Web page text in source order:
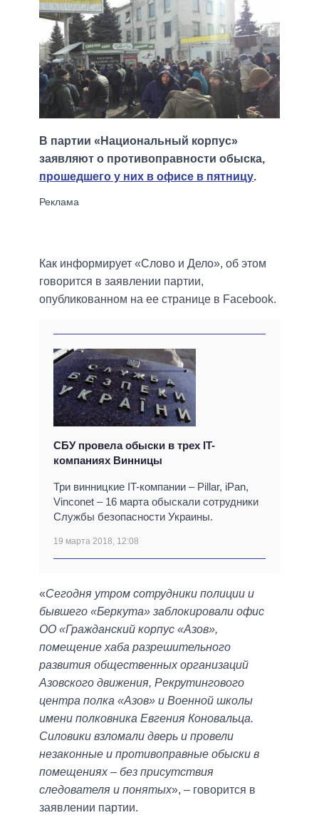
В партии «Национальный корпус»
заявляют о противоправности обыска,
прошедшего у них в офисе в пятницу.
Как информирует «Слово и Дело», об этом
говорится в заявлении партии,
опубликованном на ее странице в Facebook.
СБУ провела обыски в трех IT-
компаниях Винницы
Три винницкие IT-компании – Pillar, iPan,
Vinconet – 16 марта обыскали сотрудники
Службы безопасности Украины.
19 марта 2018, 12:08
«Сегодня утром сотрудники полиции и
бывшего «Беркута» заблокировали офис
ОО «Гражданский корпус «Азов»,
помещение хаба разрешительного
развития общественных организаций
Азовского движения, Рекрутингового
центра полка «Азов» и Военной школы
имени полковника Евгения Коновальца.
Силовики взломали дверь и провели
незаконные и противоправные обыски в
помещениях – без присутствия
следователя и понятых», – говорится в
заявлении партии.